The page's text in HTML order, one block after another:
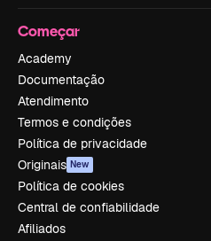
Começar
Academy
Documentação
Atendimento
Termos e condições
Política de privacidade
Originais New
Política de cookies
Central de confiabilidade
Afiliados